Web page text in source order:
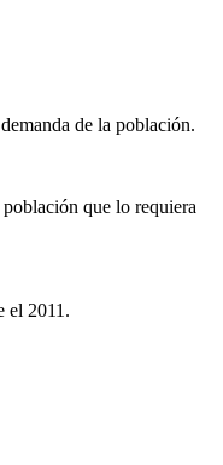
de la población.
que lo requiera
el 2011.